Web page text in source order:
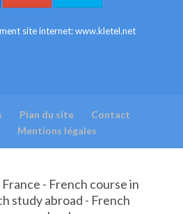
site internet:www.kletel.net
Plan du site
Contact
Mentions légales
- French course in
study abroad - French